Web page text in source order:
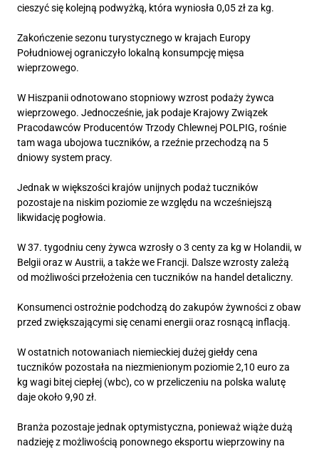
cieszyć się kolejną podwyżką, która wyniosła 0,05 zł za kg.
Zakończenie sezonu turystycznego w krajach Europy
Południowej ograniczyło lokalną konsumpcję mięsa
wieprzowego.
W Hiszpanii odnotowano stopniowy wzrost podaży żywca
wieprzowego. Jednocześnie, jak podaje Krajowy Związek
Pracodawców Producentów Trzody Chlewnej POLPIG, rośnie
tam waga ubojowa tuczników, a rzeźnie przechodzą na 5
dniowy system pracy.
Jednak w większości krajów unijnych podaż tuczników
pozostaje na niskim poziomie ze względu na wcześniejszą
likwidację pogłowia.
W 37. tygodniu ceny żywca wzrosły o 3 centy za kg w Holandii, w
Belgii oraz w Austrii, a także we Francji. Dalsze wzrosty zależą
od możliwości przełożenia cen tuczników na handel detaliczny.
Konsumenci ostrożnie podchodzą do zakupów żywności z obaw
przed zwiększającymi się cenami energii oraz rosnącą inflacją.
W ostatnich notowaniach niemieckiej dużej giełdy cena
tuczników pozostała na niezmienionym poziomie 2,10 euro za
kg wagi bitej ciepłej (wbc), co w przeliczeniu na polska walutę
daje około 9,90 zł.
Branża pozostaje jednak optymistyczna, ponieważ wiąże dużą
nadzieję z możliwością ponownego eksportu wieprzowiny na